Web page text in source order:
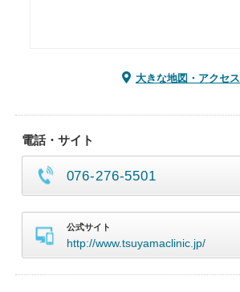
大きな地図・アクセス
電話・サイト
076-276-5501
公式サイト
http://www.tsuyamaclinic.jp/